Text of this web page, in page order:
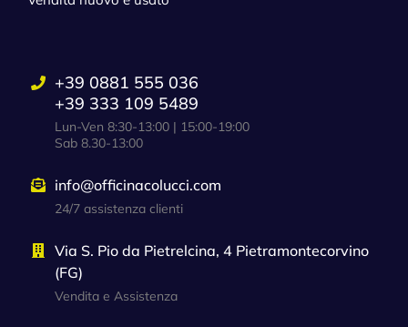
+39 0881 555 036
+39 333 109 5489
Lun-Ven 8:30-13:00 | 15:00-19:00
Sab 8.30-13:00
info@officinacolucci.com
24/7 assistenza clienti
Via S. Pio da Pietrelcina, 4 Pietramontecorvino
(FG)
Vendita e Assistenza